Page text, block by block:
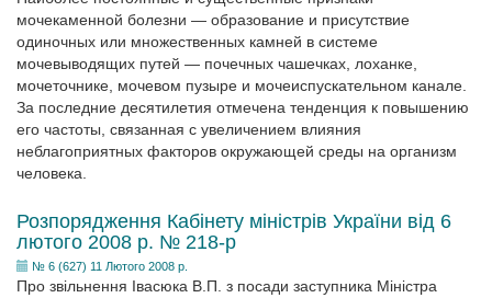
мочекаменной болезни — образование и присутствие
одиночных или множественных камней в системе
мочевыводящих путей — почечных чашечках, лоханке,
мочеточнике, мочевом пузыре и мочеиспускательном канале.
За последние десятилетия отмечена тенденция к повышению
его частоты, связанная с увеличением влияния
неблагоприятных факторов окружающей среды на организм
человека.
Розпорядження Кабінету міністрів України від 6
лютого 2008 р. № 218-р
№ 6 (627) 11 Лютого 2008 р.
Про звільнення Івасюка В.П. з посади заступника Міністра